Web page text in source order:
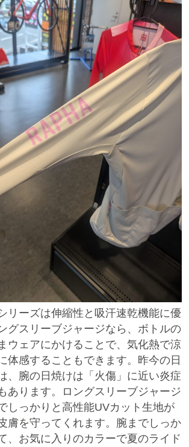
リーズは伸縮性と吸汗速乾機能に優
グスリーブジャージなら、ボトルの
ウェアにかけることで、気化熱で涼
体感することもできます。昨今の日
、腕の日焼けは「火傷」に近い炎症
あります。ロングスリーブジャージ
しっかりと高性能UVカット生地が
膚を守ってくれます。腕までしっか
、お気に入りのカラーで夏のライド